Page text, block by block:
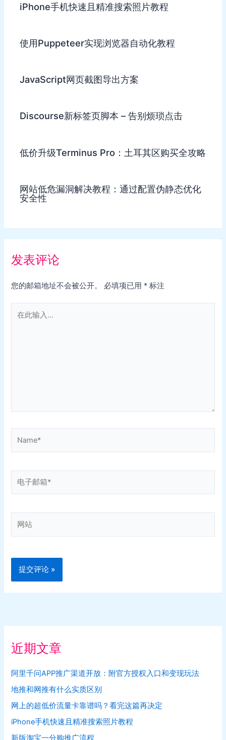
iPhone手机快速且精准搜索照片教程
使用Puppeteer实现浏览器自动化教程
JavaScript网页截图导出方案
Discourse新标签页脚本 – 告别烦琐点击
低价升级Terminus Pro：土耳其区购买全攻略
网站低危漏洞解决教程：通过配置伪静态优化
安全性
发表评论
您的邮箱地址不会被公开。 必填项已用 * 标注
箱
站
近期文章
阿里千问APP推广渠道开放：附官方授权入口和变现玩法
地推和网推有什么实质区别
网上的超低价流量卡靠谱吗？看完这篇再决定
iPhone手机快速且精准搜索照片教程
新版淘宝一分购推广流程